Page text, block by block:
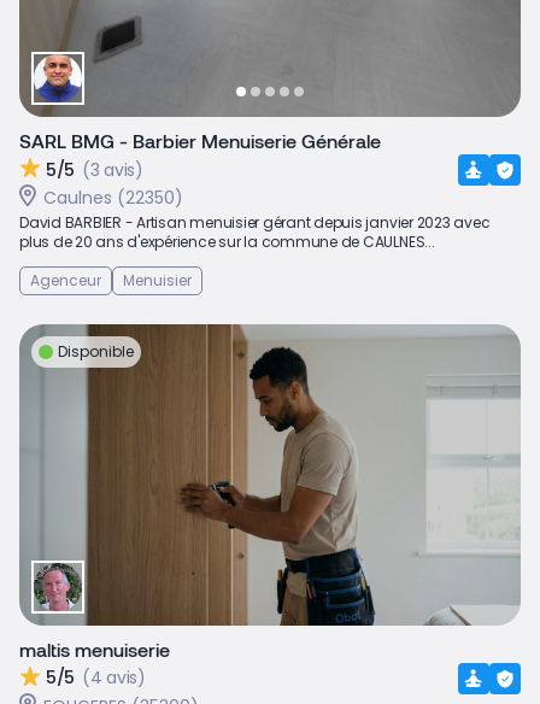
SARL BMG - Barbier Menuiserie Générale
5/5 (3 avis)
Caulnes (22350)
David BARBIER - Artisan menuisier gérant depuis janvier 2023 avec
plus de 20 ans d'expérience sur la commune de CAULNES...
Agenceur
Menuisier
Disponible
maltis menuiserie
5/5 (4 avis)